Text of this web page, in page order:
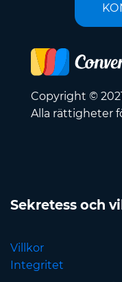
Copyright ©
Alla rättigheter
Sekretess och
Villkor
Integritet